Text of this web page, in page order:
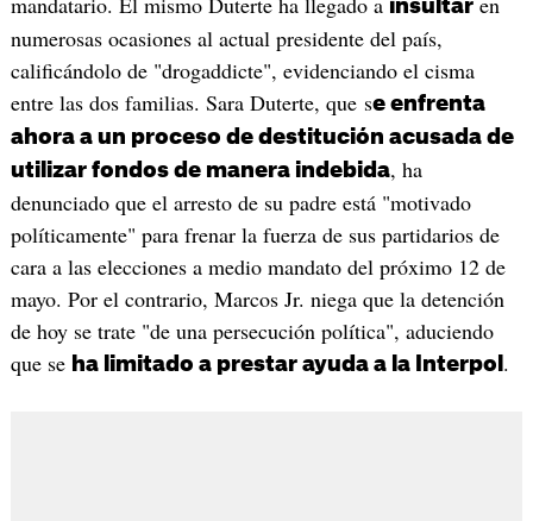
insultar
numerosas ocasiones al actual presidente del país,
calificándolo de "drogaddicte", evidenciando el cisma
entre las dos familias. Sara Duterte, que se enfrenta
ahora a un proceso de destitución acusada de
utilizar fondos de manera indebida, ha
denunciado que el arresto de su padre está "motivado
políticamente" para frenar la fuerza de sus partidarios de
cara a las elecciones a medio mandato del próximo 12 de
mayo. Por el contrario, Marcos Jr. niega que la detención
de hoy se trate "de una persecución política", aduciendo
que se ha limitado a prestar ayuda a la Interpol .